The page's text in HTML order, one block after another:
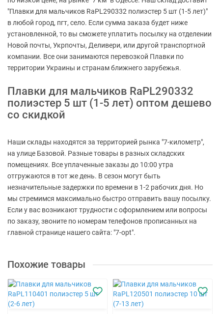
"Плавки для мальчиков RaPL290332 полиэстер 5 шт (1-5 лет)"
в любой город, пгт, село. Если сумма заказа будет ниже
установленной, то вы сможете уплатить посылку на отделении
Новой почты, Укрпочты, Деливери, или другой транспортной
компании. Все они занимаются перевозкой Плавки по
территории Украины и странам ближнего зарубежья.
Плавки для мальчиков RaPL290332
полиэстер 5 шт (1-5 лет) оптом дешево
со скидкой
Наши склады находятся за территорией рынка "7-километр",
на улице Базовой. Разные товары в разных складских
помещениях. Все уплаченные заказы до 10:00 утра
отгружаются в тот же день. В сезон могут быть
незначительные задержки по времени в 1-2 рабочих дня. Но
мы стремимся максимально быстро отправить вашу посылку.
Если у вас возникают трудности с оформлением или вопросы
по заказу, звоните по номерам телефонов прописанных на
главной странице нашего сайта: "7-opt".
Похожие товары